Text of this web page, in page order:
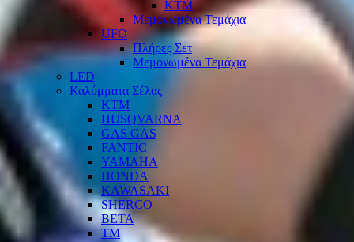
KTM
Μεμονωμένα Τεμάχια
UFO
Πλήρες Σετ
Μεμονωμένα Τεμάχια
LED
Καλύμματα Σέλας
KTM
HUSQVARNA
GAS GAS
FANTIC
YAMAHA
HONDA
KAWASAKI
SHERCO
BETA
TM